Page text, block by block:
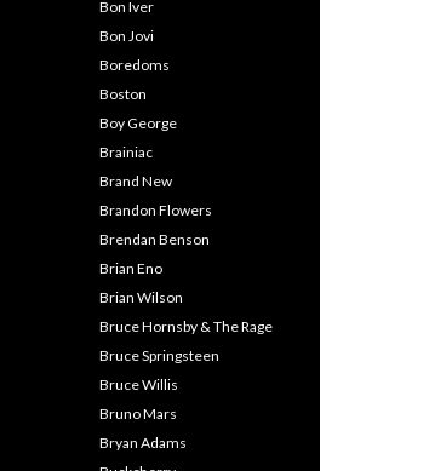
Bon Iver
Bon Jovi
Boredoms
Boston
Boy George
Brainiac
Brand New
Brandon Flowers
Brendan Benson
Brian Eno
Brian Wilson
Bruce Hornsby & The Rage
Bruce Springsteen
Bruce Willis
Bruno Mars
Bryan Adams